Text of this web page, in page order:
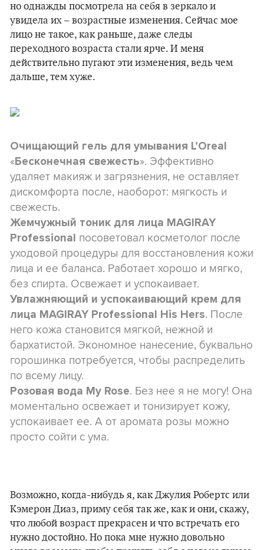
но однажды посмотрела на себя в зеркало и
увидела их – возрастные изменения. Сейчас мое
лицо не такое, как раньше, даже следы
переходного возраста стали ярче. И меня
действительно пугают эти изменения, ведь чем
дальше, тем хуже.
Очищающий гель для умывания L’Oreal
«Бесконечная свежесть». Эффективно
удаляет макияж и загрязнения, не оставляет
дискомфорта после, наоборот: мягкость и
свежесть.
Жемчужный тоник для лица MAGIRAY
Professional посоветовал косметолог после
уходовой процедуры для восстановления кожи
лица и ее баланса. Работает хорошо и мягко,
без спирта. Освежает и успокаивает.
Увлажняющий и успокаивающий крем для
лица MAGIRAY Professional His Hers. После
него кожа становится мягкой, нежной и
бархатистой. Экономное нанесение, буквально
горошинка потребуется, чтобы распределить
по всему лицу.
Розовая вода My Rose. Без нее я не могу! Она
моментально освежает и тонизирует кожу,
успокаивает ее. А от аромата розы можно
просто сойти с ума.
Возможно, когда-нибудь я, как Джулия Робертс или
Кэмерон Диаз, приму себя так же, как и они, скажу,
что любой возраст прекрасен и что встречать его
нужно достойно. Но пока мне нужно довольно